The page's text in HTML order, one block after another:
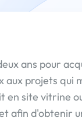
ans pour
projets qui
en site vitrine
afin d'obtenir